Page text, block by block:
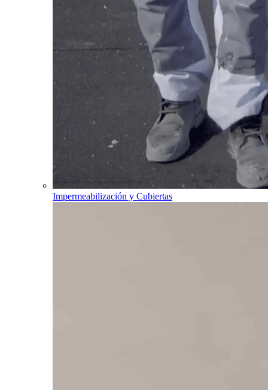
Impermeabilización y Cubiertas